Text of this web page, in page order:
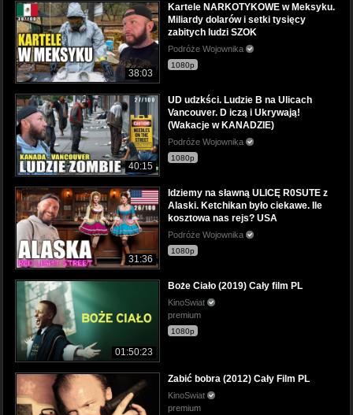
38:03
Kartele NARKOTYKOWE w Meksyku.
Miliardy dolarów i setki tysięcy
zabitych ludzi SZOK
Podróże Wojownika
1080p
40:15
UD udzkści. Ludzie B na Ulicach
Vancouver. D iczą i Ukrywają!
(Wakacje w KANADZIE)
Podróże Wojownika
1080p
31:36
Idziemy na sławną ULICĘ R0SUTE z
Alaski. Ketchikan było ciekawe. Ile
kosztowa nas rejs? USA
Podróże Wojownika
1080p
01:50:23
Boże Ciało (2019) Cały film PL
KinoSwiat
premium
1080p
Zabić bobra (2012) Cały Film PL
KinoSwiat
premium